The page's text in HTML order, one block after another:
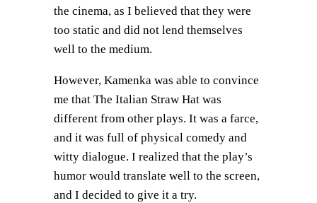
the cinema, as I believed that they were
too static and did not lend themselves
well to the medium.
However, Kamenka was able to convince
me that The Italian Straw Hat was
different from other plays. It was a farce,
and it was full of physical comedy and
witty dialogue. I realized that the play’s
humor would translate well to the screen,
and I decided to give it a try.